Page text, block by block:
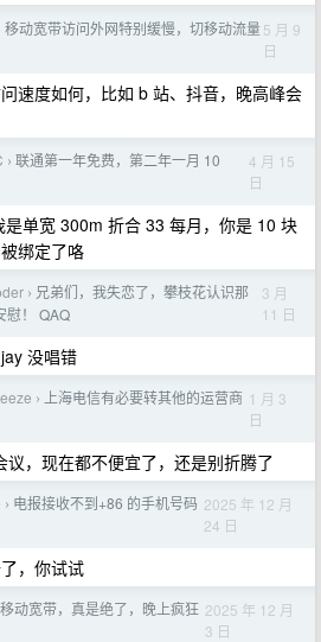
移动宽带访问外网特别缓慢，切移动流量5 月 9
日
速度如何，比如 b 站、抖音，晚高峰会
› 联通第一年免费，第二年一月 10
4 月 15
日
是单宽 300m 折合 33 每月，你是 10 块
绑定了咯
› 兄弟们，我失恋了，攀枝花认识那
慰！ QAQ
3 月
11 日
没唱错
›
上海电信有必要转其他的运营商 1 月 3
日
，现在都不便宜了，还是别折腾了
› 电报接收不到+86 的手机号码 2025 年 12 月
24 日
，你试试
移动宽带，真是绝了，晚上疯狂 2025 年 12 月
3 日